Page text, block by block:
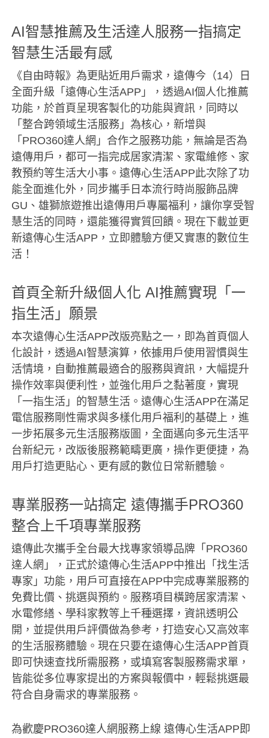
AI智慧推薦及生活達人服務一指搞定
智慧生活最有感
《自由時報》為更貼近用戶需求，遠傳今（14）日
全面升級「遠傳心生活APP」，透過AI個人化推薦
功能，於首頁呈現客製化的功能與資訊，同時以
「整合跨領域生活服務」為核心，新增與
「PRO360達人網」合作之服務功能，無論是否為
遠傳用戶，都可一指完成居家清潔、家電維修、家
教預約等生活大小事。遠傳心生活APP此次除了功
能全面進化外，同步攜手日本流行時尚服飾品牌
GU、雄獅旅遊推出遠傳用戶專屬福利，讓你享受智
慧生活的同時，還能獲得實質回饋。現在下載並更
新遠傳心生活APP，立即體驗方便又實惠的數位生
活！
首頁全新升級個人化 AI推薦實現「一
指生活」願景
本次遠傳心生活APP改版亮點之一，即為首頁個人
化設計，透過AI智慧演算，依據用戶使用習慣與生
活情境，自動推薦最適合的服務與資訊，大幅提升
操作效率與便利性，並強化用戶之黏著度，實現
「一指生活」的智慧生活。遠傳心生活APP在滿足
電信服務剛性需求與多樣化用戶福利的基礎上，進
一步拓展多元生活服務版圖，全面邁向多元生活平
台新紀元，改版後服務範疇更廣，操作更便捷，為
用戶打造更貼心、更有感的數位日常新體驗。
專業服務一站搞定 遠傳攜手PRO360
整合上千項專業服務
遠傳此次攜手全台最大找專家領導品牌「PRO360
達人網」，正式於遠傳心生活APP中推出「找生活
專家」功能，用戶可直接在APP中完成專業服務的
免費比價、挑選與預約。服務項目橫跨居家清潔、
水電修繕、學科家教等上千種選擇，資訊透明公
開，並提供用戶評價做為參考，打造安心又高效率
的生活服務體驗。現在只要在遠傳心生活APP首頁
即可快速查找所需服務，或填寫客製服務需求單，
皆能從多位專家提出的方案與報價中，輕鬆挑選最
符合自身需求的專業服務。
為歡慶PRO360達人網服務上線 遠傳心生活APP即